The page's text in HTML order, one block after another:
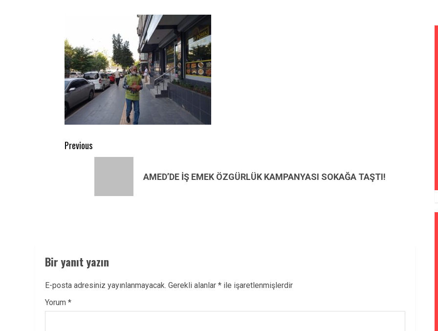
Post
navigation
Previous
AMED’DE İŞ EMEK ÖZGÜRLÜK KAMPANYASI SOKAĞA TAŞTI!
Bir yanıt yazın
E-posta adresiniz yayınlanmayacak. Gerekli alanlar * ile işaretlenmişlerdir
Yorum *